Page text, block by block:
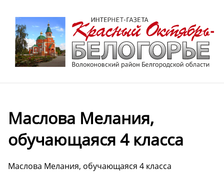
Маслова Мелания,
обучающаяся 4 класса
Маслова Мелания, обучающаяся 4 класса